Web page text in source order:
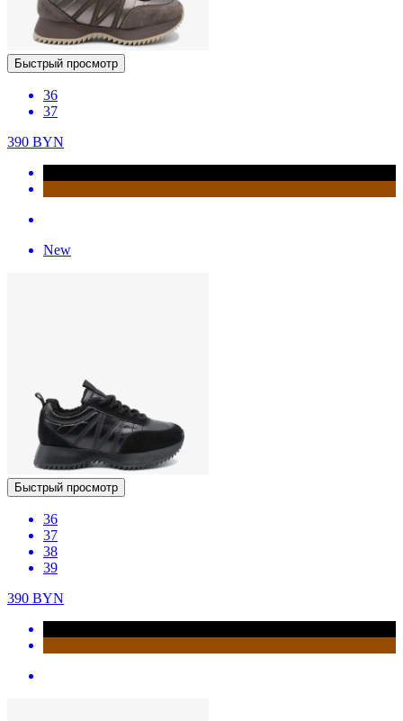
Быстрый просмотр
36
37
390 BYN
New
Быстрый просмотр
36
37
38
39
390 BYN